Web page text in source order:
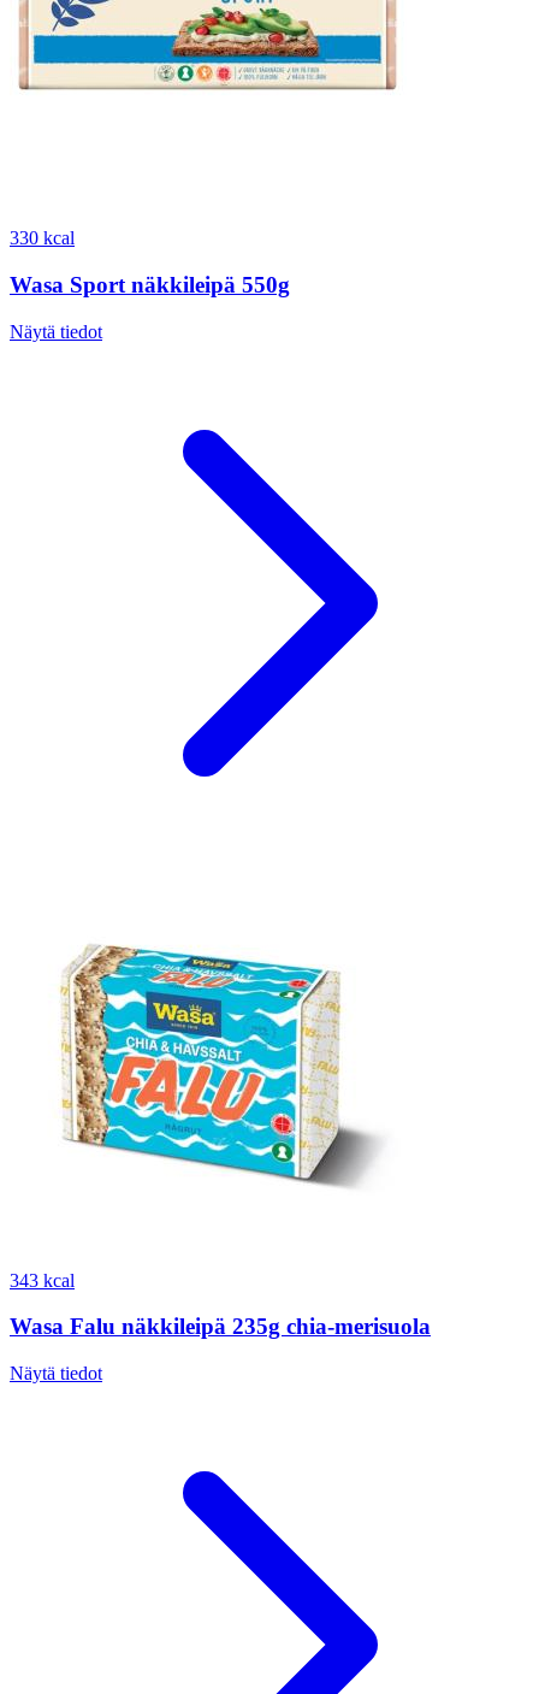
330 kcal
Wasa Sport näkkileipä 550g
Näytä tiedot
343 kcal
Wasa Falu näkkileipä 235g chia-merisuola
Näytä tiedot